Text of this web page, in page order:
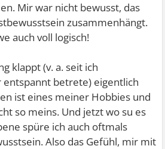
Mir war nicht bewusst, das
zusammenhängt.
auch voll logisch!
klappt (v. a. seit ich
betrete) eigentlich
ist eines meiner Hobbies und
so meins. Und jetzt wo su es
spüre ich auch oftmals
Also das Gefühl, mir mit